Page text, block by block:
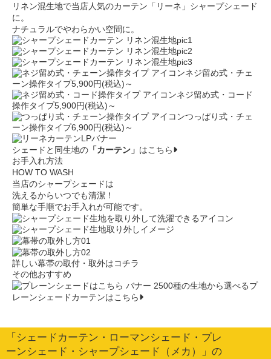
リネン混生地で当店人気のカーテン「リーネ」シャープシェード
に。
ナチュラルでやわらかい空間に。
ネジ留め式・チェ
ーン操作タイプ5,900円(税込)～
ネジ留め式・コード
操作タイプ5,900円(税込)～
つっぱり式・チェ
ーン操作タイプ6,900円(税込)～
シェードと同生地の 「カーテン」 はこちら
お手入れ方法
HOW TO WASH
当店のシャープシェードは
洗えるからいつでも清潔！
簡単な手順でお手入れが可能です。
詳しい幕帯の取付・取外はコチラ
その他おすすめ
2500種の生地から選べるプ
レーンシェードカーテンはこちら
「シェードカーテン・ローマンシェード・プレ
ーンシェード・シャープシェード（メカ）」の